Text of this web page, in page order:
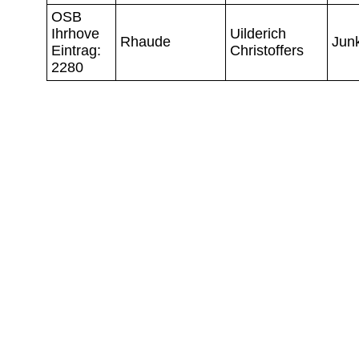
OSB
Ihrhove
Eintrag:
2280
Rhaude
Uilderich
Christoffers